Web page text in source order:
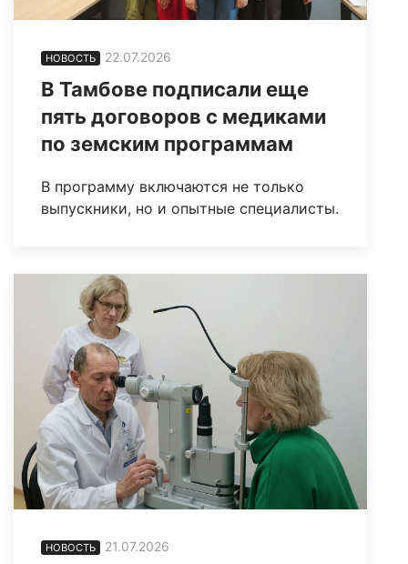
НОВОСТЬ 22.07.2026
В Тамбове подписали еще
пять договоров с медиками
по земским программам
В программу включаются не только
выпускники, но и опытные специалисты.
НОВОСТЬ 21.07.2026